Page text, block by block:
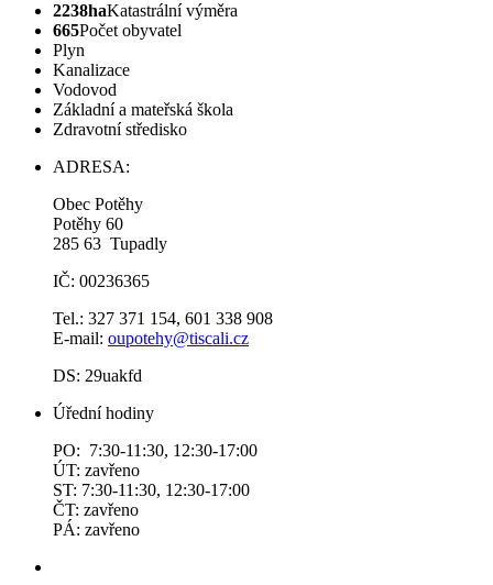
2238haKatastrální výměra
665Počet obyvatel
Plyn
Kanalizace
Vodovod
Základní a mateřská škola
Zdravotní středisko
ADRESA:
Obec Potěhy
Potěhy 60
285 63 Tupadly
IČ: 00236365
Tel.: 327 371 154, 601 338 908
E-mail: oupotehy@tiscali.cz
DS: 29uakfd
Úřední hodiny
PO: 7:30-11:30, 12:30-17:00
ÚT: zavřeno
ST: 7:30-11:30, 12:30-17:00
ČT: zavřeno
PÁ: zavřeno